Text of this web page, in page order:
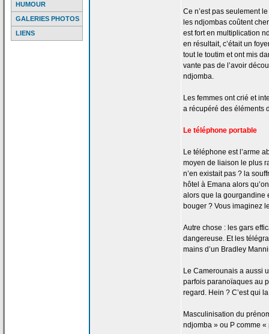
HUMOUR
GALERIES PHOTOS
LIENS
Ce n’est pas seulement
les ndjombas coûtent
est fort en multiplication
en résultait, c’était un
tout le toutim et ont mis
vante pas de l’avoir
ndjomba.
Les femmes ont crié et
a récupéré des éléments
Le téléphone portable
Le téléphone est l’arme
moyen de liaison le plus
n’en existait pas ? la
hôtel à Emana alors
alors que la gourgandine
bouger ? Vous imaginez
Autre chose : les gars
dangereuse. Et les
mains d’un Bradley
Le Camerounais a aussi
parfois paranoïaques au
regard. Hein ? C’est qui la
Masculinisation du
ndjomba » ou P comme